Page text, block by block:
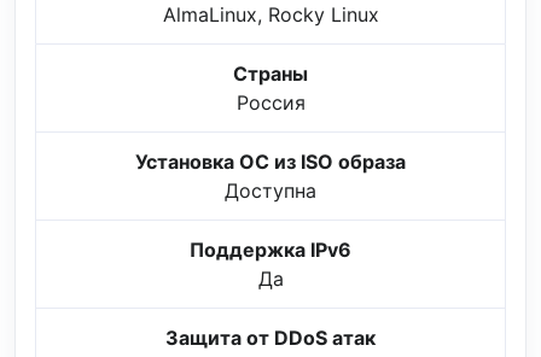
AlmaLinux, Rocky Linux
Страны
Россия
Установка ОС из ISO образа
Доступна
Поддержка IPv6
Да
Защита от DDoS атак